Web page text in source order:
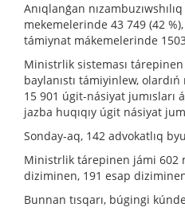
Anıqlanǵan
mekemelerinde 43 749 (42
támiynat mákemelerinde
Ministrlik sisteması
baylanıstı támiyinlew,
15 901 úgit-násiyat jumısları
jazba huqıqıy úgit násiyat
Sonday-aq, 142 advokatlıq
Ministrlik tárepinen jámi 602
diziminen, 191 esap
Bunnan tısqarı, búgingi